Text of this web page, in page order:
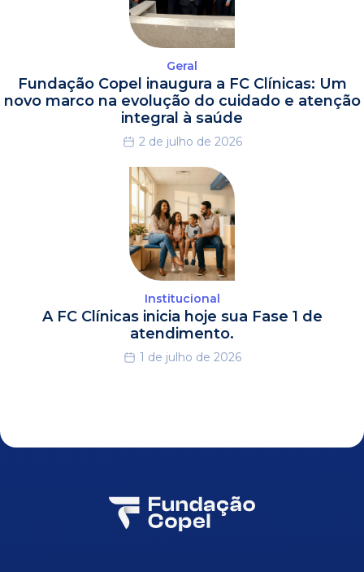
Geral
Fundação Copel inaugura a FC Clínicas: Um
novo marco na evolução do cuidado e atenção
integral à saúde
2 de julho de 2026
Institucional
A FC Clínicas inicia hoje sua Fase 1 de
atendimento.
1 de julho de 2026